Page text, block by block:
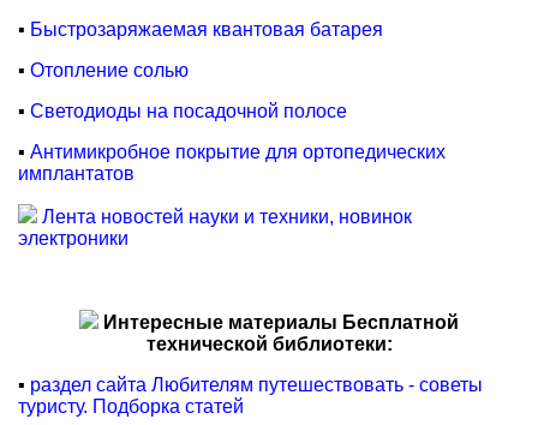
▪ Быстрозаряжаемая квантовая батарея
▪ Отопление солью
▪ Светодиоды на посадочной полосе
▪ Антимикробное покрытие для ортопедических
имплантатов
Лента новостей науки и техники, новинок
электроники
Интересные материалы Бесплатной
технической библиотеки:
▪ раздел сайта Любителям путешествовать - советы
туристу. Подборка статей